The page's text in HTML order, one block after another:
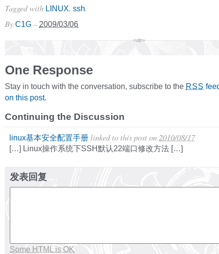
Tagged with LINUX, ssh.
By C1G – 2009/03/06
One Response
Stay in touch with the conversation, subscribe to the RSS
on this post.
Continuing the Discussion
linux基本安全配置手册 linked to this poston 2010/08/17
[…] Linux操作系统下SSH默认22端口修改方法 […]
发表回复
Some HTML is OK